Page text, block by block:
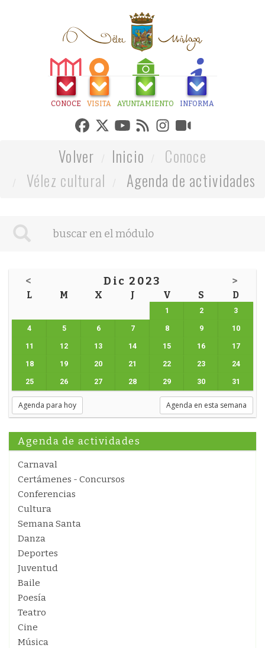
CONOCE VISITA AYUNTAMIENTO INFORMA
Volver Inicio
Conoce
Vélez cultural
Agenda de actividades
< Dic 2023 >
L M X J V S D
1 2 3
4 5 6 7 8 9 10
11 12 13 14 15 16 17
18 19 20 21 22 23 24
25 26 27 28 29 30 31
Agenda para hoy Agenda en esta semana
Agenda de actividades
Carnaval
Certámenes - Concursos
Conferencias
Cultura
Semana Santa
Danza
Deportes
Juventud
Baile
Poesía
Teatro
Cine
Música